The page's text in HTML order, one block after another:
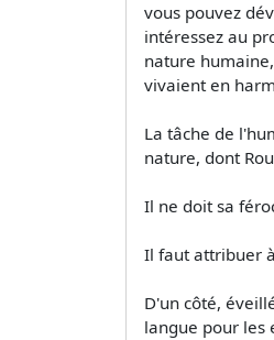
vous pouvez
intéressez au
nature
vivaient en
La tâche de
nature, dont
Il ne doit sa
Il faut attribuer
D'un côté,
langue pour les